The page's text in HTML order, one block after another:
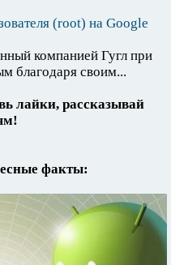
(root) на Google
компанией Гугл при
благодаря своим...
лайки, рассказывай
факты: